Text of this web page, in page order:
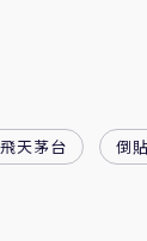
飛天茅台 倒貼